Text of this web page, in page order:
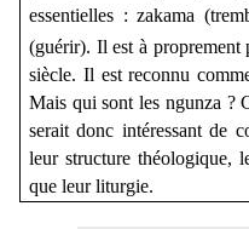
essentielles : zakama
(guérir). Il est à proprement
siècle. Il est reconnu
Mais qui sont les ngunza ?
serait donc intéressant de
leur structure théologique,
que leur liturgie.